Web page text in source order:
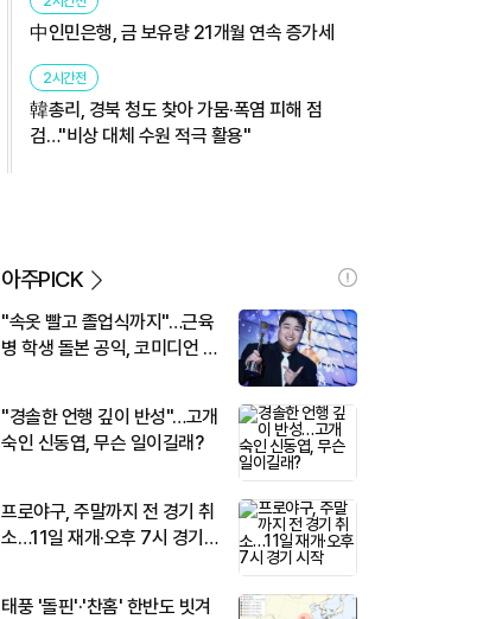
中인민은행, 금 보유량 21개월 연속 증가세
2시간전
韓총리, 경북 청도 찾아 가뭄·폭염 피해 점
검…"비상 대체 수원 적극 활용"
아주PICK
"속옷 빨고 졸업식까지"…근육
병 학생 돌본 공익, 코미디언 김
"경솔한 언행 깊이 반성"…고개
숙인 신동엽, 무슨 일이길래?
프로야구, 주말까지 전 경기 취
소…11일 재개·오후 7시 경기
태풍 '돌핀'·'찬홈' 한반도 빗겨